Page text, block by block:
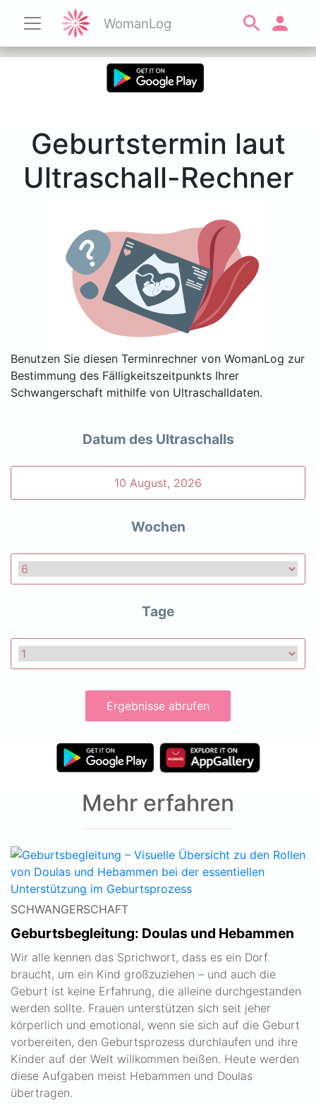
WomanLog
Geburtstermin laut
Ultraschall-Rechner
Benutzen Sie diesen Terminrechner von WomanLog zur
Bestimmung des Fälligkeitszeitpunkts Ihrer
Schwangerschaft mithilfe von Ultraschalldaten.
Datum des Ultraschalls
Wochen
Tage
Ergebnisse abrufen
Mehr erfahren
SCHWANGERSCHAFT
Geburtsbegleitung: Doulas und Hebammen
Wir alle kennen das Sprichwort, dass es ein Dorf
braucht, um ein Kind großzuziehen – und auch die
Geburt ist keine Erfahrung, die alleine durchgestanden
werden sollte. Frauen unterstützen sich seit jeher
körperlich und emotional, wenn sie sich auf die Geburt
vorbereiten, den Geburtsprozess durchlaufen und ihre
Kinder auf der Welt willkommen heißen. Heute werden
diese Aufgaben meist Hebammen und Doulas
übertragen.